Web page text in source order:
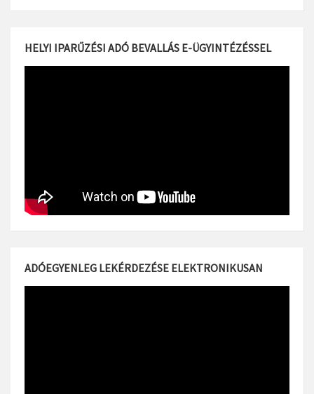
HELYI IPARŰZÉSI ADÓ BEVALLÁS E-ÜGYINTÉZÉSSEL
ADÓEGYENLEG LEKÉRDEZÉSE ELEKTRONIKUSAN